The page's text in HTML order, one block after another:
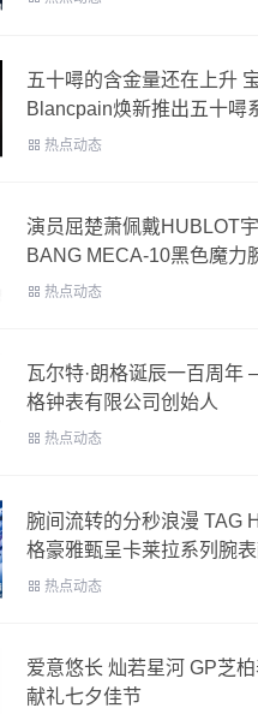
五十噚的含金量还在上升
Blancpain焕新推出五十噚
全金款腕表
热点动态
演员屈楚萧佩戴HUBLOT
BANG MECA-10黑色魔力
FIRST青年电影展
热点动态
瓦尔特·朗格诞辰一百周
格钟表有限公司创始人
热点动态
腕间流转的分秒浪漫 TAG
格豪雅甄呈卡莱拉系列腕
热点动态
爱意悠长 灿若星河 GP芝
献礼七夕佳节